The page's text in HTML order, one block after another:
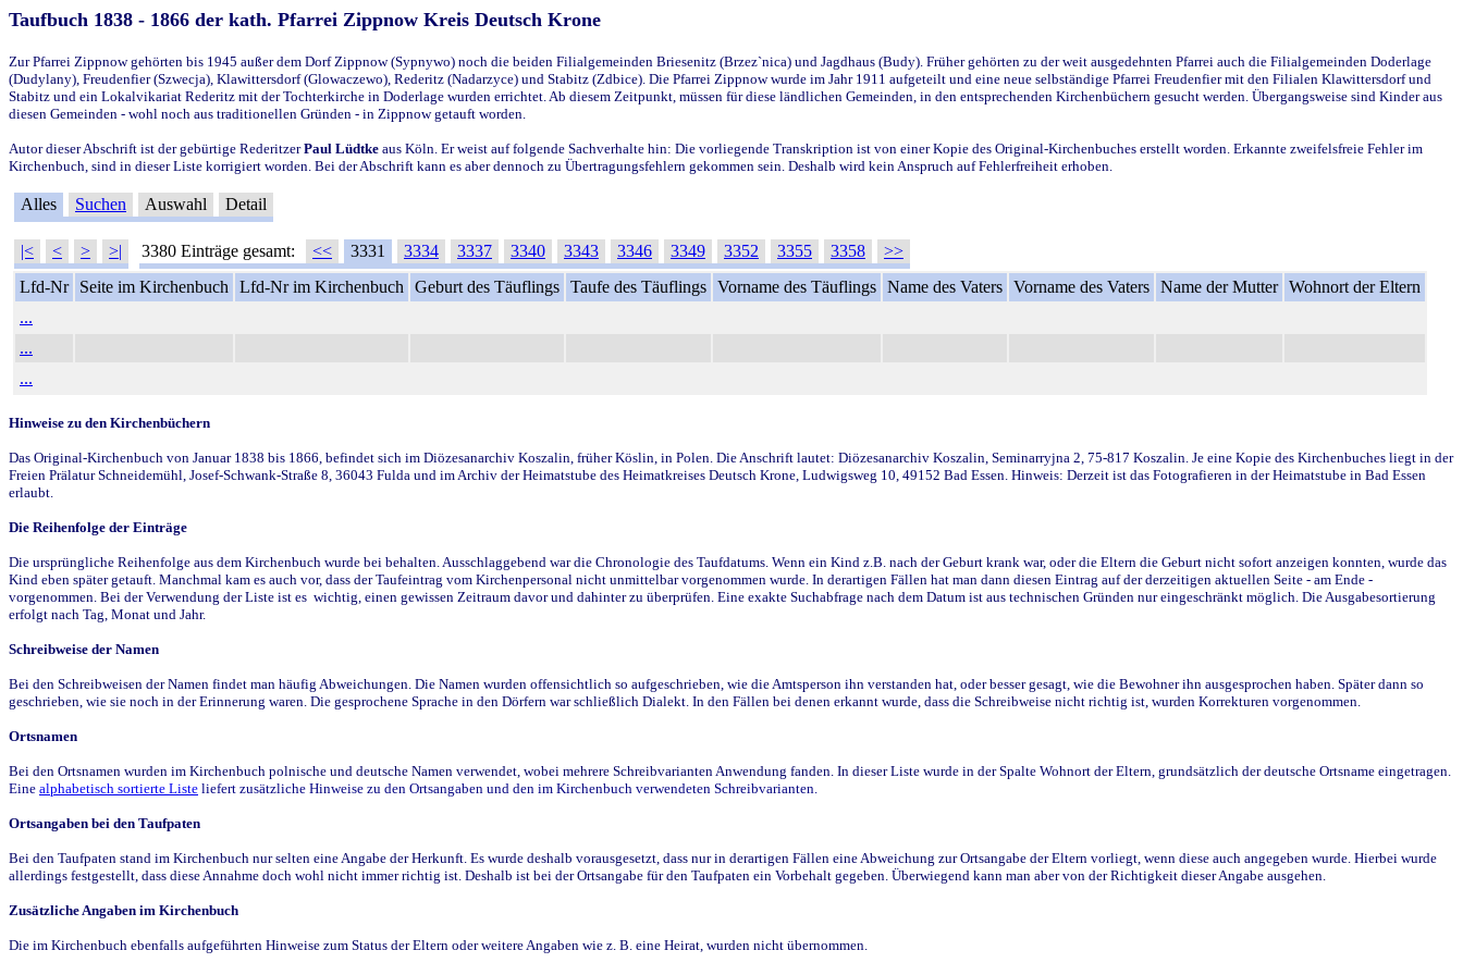
Taufbuch 1838 - 1866 der kath. Pfarrei Zippnow Kreis Deutsch Krone
Zur Pfarrei Zippnow gehörten bis 1945 außer dem Dorf Zippnow (Sypnywo) noch die beiden Filialgemeinden Briesenitz (Brzez`nica) und Jagdhaus (Budy). Früher gehörten zu der weit ausgedehnten Pfarrei auch die Filialgemeinden Doderlage
(Dudylany), Freudenfier (Szwecja), Klawittersdorf (Glowaczewo), Rederitz (Nadarzyce) und Stabitz (Zdbice). Die Pfarrei Zippnow wurde im Jahr 1911 aufgeteilt und eine neue selbständige Pfarrei Freudenfier mit den Filialen Klawittersdorf und
Stabitz und ein Lokalvikariat Rederitz mit der Tochterkirche in Doderlage wurden errichtet. Ab diesem Zeitpunkt, müssen für diese ländlichen Gemeinden, in den entsprechenden Kirchenbüchern gesucht werden. Übergangsweise sind Kinder aus
diesen Gemeinden - wohl noch aus traditionellen Gründen - in Zippnow getauft worden.
Autor dieser Abschrift ist der gebürtige RederitzerPaul Lüdtke aus Köln. Er weist auf folgende Sachverhalte hin: Die vorliegende Transkription ist von einer Kopie des Original-Kirchenbuches erstellt worden. Erkannte zweifelsfreie Fehler im
Kirchenbuch, sind in dieser Liste korrigiert worden. Bei der Abschrift kann es aber dennoch zu Übertragungsfehlern gekommen sein. Deshalb wird kein Anspruch auf Fehlerfreiheit erhoben.
Alles Suchen Auswahl Detail
|< < > >| 3380 Einträge gesamt: << 3331 3334 3337 3340 3343 3346 3349 3352 3355 3358
>>
Lfd-Nr
Seite im Kirchenbuch Lfd-Nr im Kirchenbuch Geburt des Täuflings Taufe des Täuflings Vorname des Täuflings Name des Vaters Vorname des Vaters Name der Mutter Wohnort der Eltern
...
...
...
Hinweise zu den Kirchenbüchern
Das Original-Kirchenbuch von Januar 1838 bis 1866, befindet sich im Diözesanarchiv Koszalin, früher Köslin, in Polen. Die Anschrift lautet: Diözesanarchiv Koszalin, Seminarryjna 2, 75-817 Koszalin. Je eine Kopie des Kirchenbuches liegt in der
Freien Prälatur Schneidemühl, Josef-Schwank-Straße 8, 36043 Fulda und im Archiv der Heimatstube des Heimatkreises Deutsch Krone, Ludwigsweg 10, 49152 Bad Essen. Hinweis: Derzeit ist das Fotografieren in der Heimatstube in Bad Essen
erlaubt.
Die Reihenfolge der Einträge
Die ursprüngliche Reihenfolge aus dem Kirchenbuch wurde bei behalten. Ausschlaggebend war die Chronologie des Taufdatums. Wenn ein Kind z.B. nach der Geburt krank war, oder die Eltern die Geburt nicht sofort anzeigen konnten, wurde das
Kind eben später getauft. Manchmal kam es auch vor, dass der Taufeintrag vom Kirchenpersonal nicht unmittelbar vorgenommen wurde. In derartigen Fällen hat man dann diesen Eintrag auf der derzeitigen aktuellen Seite - am Ende -
vorgenommen. Bei der Verwendung der Liste ist es wichtig, einen gewissen Zeitraum davor und dahinter zu überprüfen. Eine exakte Suchabfrage nach dem Datum ist aus technischen Gründen nur eingeschränkt möglich. Die Ausgabesortierung
erfolgt nach Tag, Monat und Jahr.
Schreibweise der Namen
Bei den Schreibweisen der Namen findet man häufig Abweichungen. Die Namen wurden offensichtlich so aufgeschrieben, wie die Amtsperson ihn verstanden hat, oder besser gesagt, wie die Bewohner ihn ausgesprochen haben. Später dann so
geschrieben, wie sie noch in der Erinnerung waren. Die gesprochene Sprache in den Dörfern war schließlich Dialekt. In den Fällen bei denen erkannt wurde, dass die Schreibweise nicht richtig ist, wurden Korrekturen vorgenommen.
Ortsnamen
Bei den Ortsnamen wurden im Kirchenbuch polnische und deutsche Namen verwendet, wobei mehrere Schreibvarianten Anwendung fanden. In dieser Liste wurde in der Spalte Wohnort der Eltern, grundsätzlich der deutsche Ortsname eingetragen.
Eine alphabetisch sortierte Liste liefert zusätzliche Hinweise zu den Ortsangaben und den im Kirchenbuch verwendeten Schreibvarianten.
Ortsangaben bei den Taufpaten
Bei den Taufpaten stand im Kirchenbuch nur selten eine Angabe der Herkunft. Es wurde deshalb vorausgesetzt, dass nur in derartigen Fällen eine Abweichung zur Ortsangabe der Eltern vorliegt, wenn diese auch angegeben wurde. Hierbei wurde
allerdings festgestellt, dass diese Annahme doch wohl nicht immer richtig ist. Deshalb ist bei der Ortsangabe für den Taufpaten ein Vorbehalt gegeben. Überwiegend kann man aber von der Richtigkeit dieser Angabe ausgehen.
Zusätzliche Angaben im Kirchenbuch
Die im Kirchenbuch ebenfalls aufgeführten Hinweise zum Status der Eltern oder weitere Angaben wie z. B. eine Heirat, wurden nicht übernommen.